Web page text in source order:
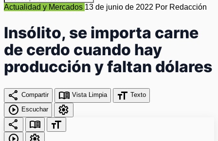
Actualidad y Mercados 13 de junio de 2022 Por Redacción
Insólito, se importa carne
de cerdo cuando hay
producción y faltan dólares
share Compartir menu_book Vista Limpia format_size Texto
play_circle Escuchar
settings
share
menu_book
format_size